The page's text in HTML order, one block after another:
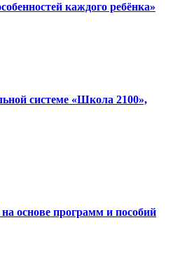
каждого ребёнка»
системе «Школа 2100»,
основе программ и пособий